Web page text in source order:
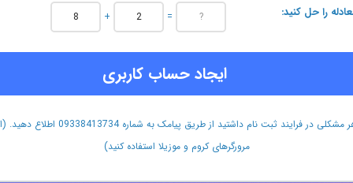
را حل کنید + =
ایجاد حساب کاربری
هر مشکلی در فرایند ثبت نام داشتید از طریق پیامک به شماره 09338413734 اطلاع
مرورگرهای کروم و موزیلا استفاده کنید)